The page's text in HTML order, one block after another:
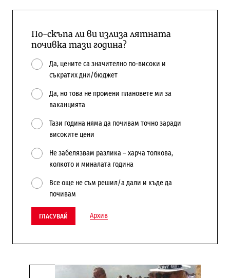
По-скъпа ли ви излиза лятната
почивка тази година?
Да, цените са значително по-високи и
съкратих дни/бюджет
Да, но това не промени плановете ми за
ваканцията
Тази година няма да почивам точно заради
високите цени
Не забелязвам разлика – харча толкова,
колкото и миналата година
Все още не съм решил/а дали и къде да
почивам
ГЛАСУВАЙ Архив